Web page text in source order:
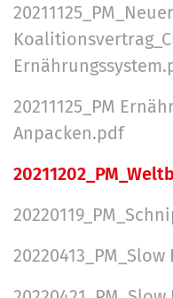
20211125_PM_Neuer
20211125_PM
Anpacken.pdf